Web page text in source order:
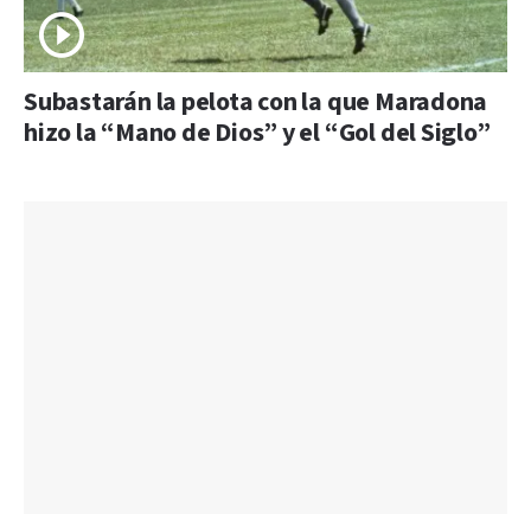
Subastarán la pelota con la que Maradona
hizo la “Mano de Dios” y el “Gol del Siglo”